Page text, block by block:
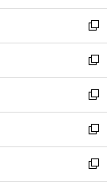
開
く
ウ
で
開
く
ン
ド
ウ
で
開
く
ウ
ィ
ン
ド
ウ
で
開
く
新
し
い
ウ
ィ
ン
ド
ウ
で
開
新
し
い
ウ
ィ
ン
ド
ウ
新
し
い
ウ
ィ
新
し
い
新